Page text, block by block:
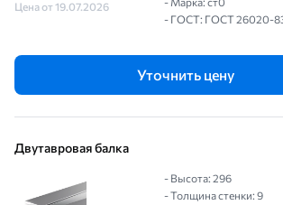
Цена от 19.07.2026
- ГОСТ: ГОСТ 26020-
Уточнить цену
Двутавровая балка
- Высота: 296
- Толщина стенки: 9